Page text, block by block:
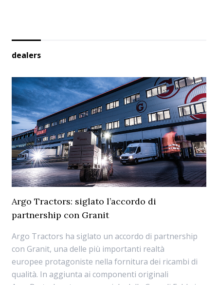
dealers
Argo Tractors: siglato l’accordo di
partnership con Granit
Argo Tractors ha siglato un accordo di partnership
con Granit, una delle più importanti realtà
europee protagoniste nella fornitura dei ricambi di
qualità. In aggiunta ai componenti originali